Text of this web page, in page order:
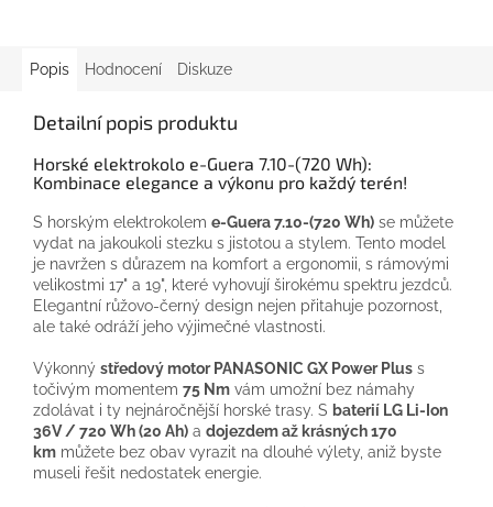
Popis Hodnocení Diskuze
Detailní popis produktu
Horské elektrokolo e-Guera 7.10-(720 Wh):
Kombinace elegance a výkonu pro každý terén!
S horským elektrokolem e-Guera 7.10-(720 Wh) se můžete
vydat na jakoukoli stezku s jistotou a stylem. Tento model
je navržen s důrazem na komfort a ergonomii, s rámovými
velikostmi 17" a 19", které vyhovují širokému spektru jezdců.
Elegantní růžovo-černý design nejen přitahuje pozornost,
ale také odráží jeho výjimečné vlastnosti.
Výkonný středový motor PANASONIC GX Power Plus s
točivým momentem 75 Nm vám umožní bez námahy
zdolávat i ty nejnáročnější horské trasy. S baterií LG Li-Ion
36V / 720 Wh (20 Ah) a dojezdem až krásných 170
km můžete bez obav vyrazit na dlouhé výlety, aniž byste
museli řešit nedostatek energie.